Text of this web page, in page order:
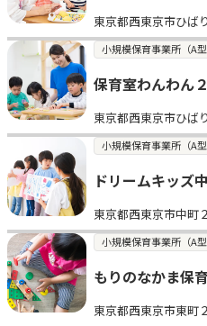
東京都西東京市ひば
小規模保育事業所（A型
保育室わんわん
東京都西東京市ひば
小規模保育事業所（A型
ドリームキッズ
東京都西東京市中町
小規模保育事業所（A型
もりのなかま保
東京都西東京市東町